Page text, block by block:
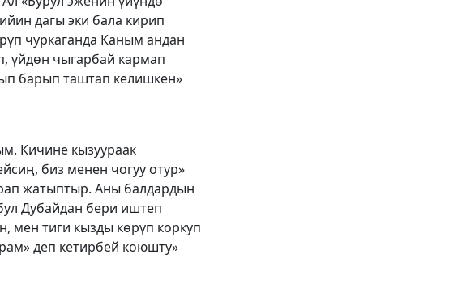
дагы эки бала кирип
чуркаганда Каным андан
үйдөн чыгарбай кармап
барып таштап келишкен»
Кичине кызуураак
биз менен чогуу отур»
жатыптыр. Аны балдардын
Дубайдан бери иштеп
мен тиги кызды көрүп коркуп
деп кетирбей коюшту»